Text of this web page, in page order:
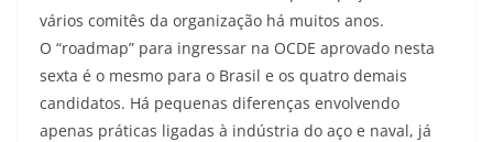
vários comitês da organização há muitos anos.
O “roadmap” para ingressar na OCDE aprovado nesta
sexta é o mesmo para o Brasil e os quatro demais
candidatos. Há pequenas diferenças envolvendo
apenas práticas ligadas à indústria do aço e naval, já